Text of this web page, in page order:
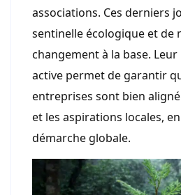
associations. Ces derniers
sentinelle écologique et de
changement à la base.
active permet de garantir
entreprises sont bien
et les aspirations locales,
démarche globale.